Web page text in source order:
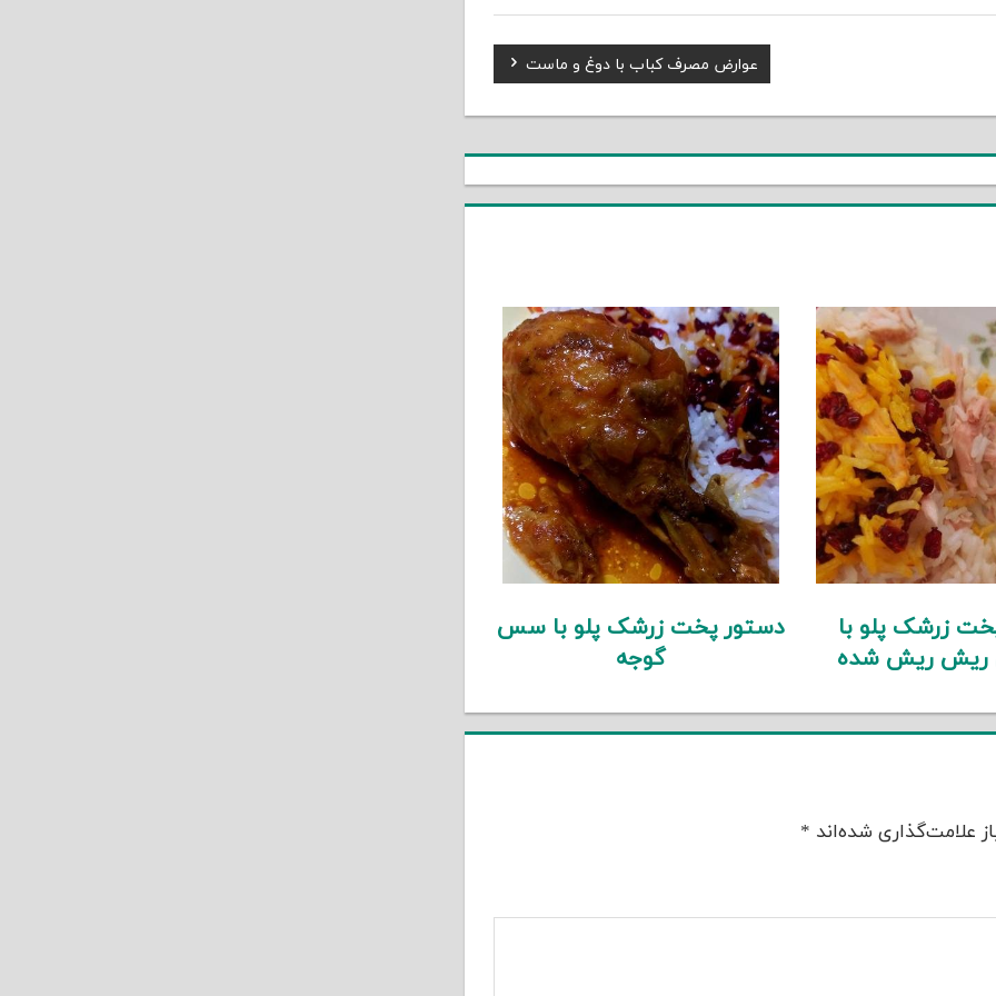
Next
Post:
عوارض مصرف کباب با دوغ و ماست
زرشک پلو با
ریش ریش شده
دستور پخت زرشک پلو با سس
گوجه
علامت‌گذاری شده‌اند *